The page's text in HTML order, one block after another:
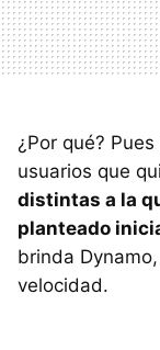
¿Por qué?
usuarios que
distintas a la
planteado
brinda
velocidad.